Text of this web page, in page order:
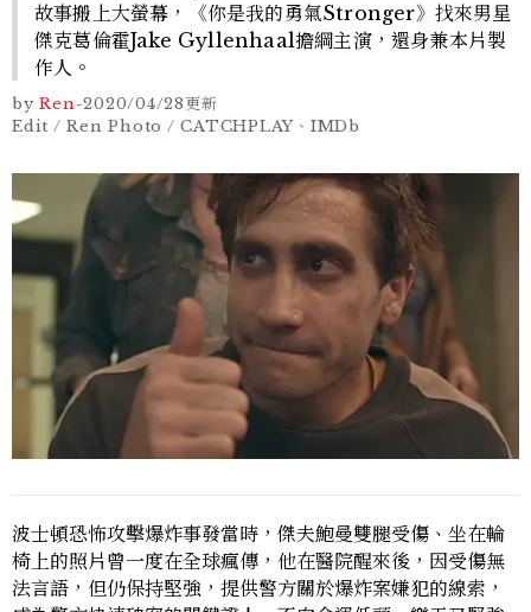
故事搬上大螢幕，《你是我的勇氣Stronger》找來男星
傑克葛倫霍Jake Gyllenhaal擔綱主演，還身兼本片製
作人。
by Ren-2020/04/28更新
Edit / Ren Photo / CATCHPLAY、IMDb
波士頓恐怖攻擊爆炸事發當時，傑夫鮑曼雙腿受傷、坐在輪
椅上的照片曾一度在全球瘋傳，他在醫院醒來後，因受傷無
法言語，但仍保持堅強，提供警方關於爆炸案嫌犯的線索，